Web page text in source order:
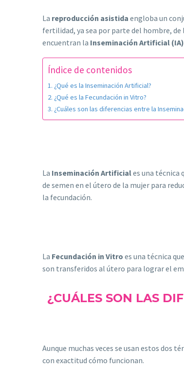
La reproducción asistida engloba un
fertilidad, ya sea por parte del hombre, de
encuentran la Inseminación Artificial (IA)
Índice de contenidos
¿Qué es la Inseminación Artificial?
¿Qué es la Fecundación in Vitro?
¿Cuáles son las diferencias entre la
La Inseminación Artificiales una técnica
de semen en el útero de la mujer para
la fecundación.
La Fecundación in Vitro es una técnica
son transferidos al útero para lograr el
¿CUÁLES SON LAS
Aunque muchas veces se usan estos dos
con exactitud cómo funcionan.